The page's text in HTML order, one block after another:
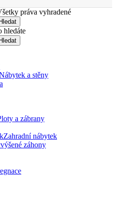
práva vyhradené
Hledat
hledáte
Hledat
a stěny
a zábrany
Zahradní nábytek
záhony